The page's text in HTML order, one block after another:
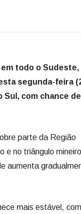
todo o Sudeste,
segunda-feira
Sul, com chance de
parte da Região
e no triângulo
aumenta
mais estável,